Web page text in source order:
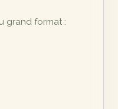
grand format :